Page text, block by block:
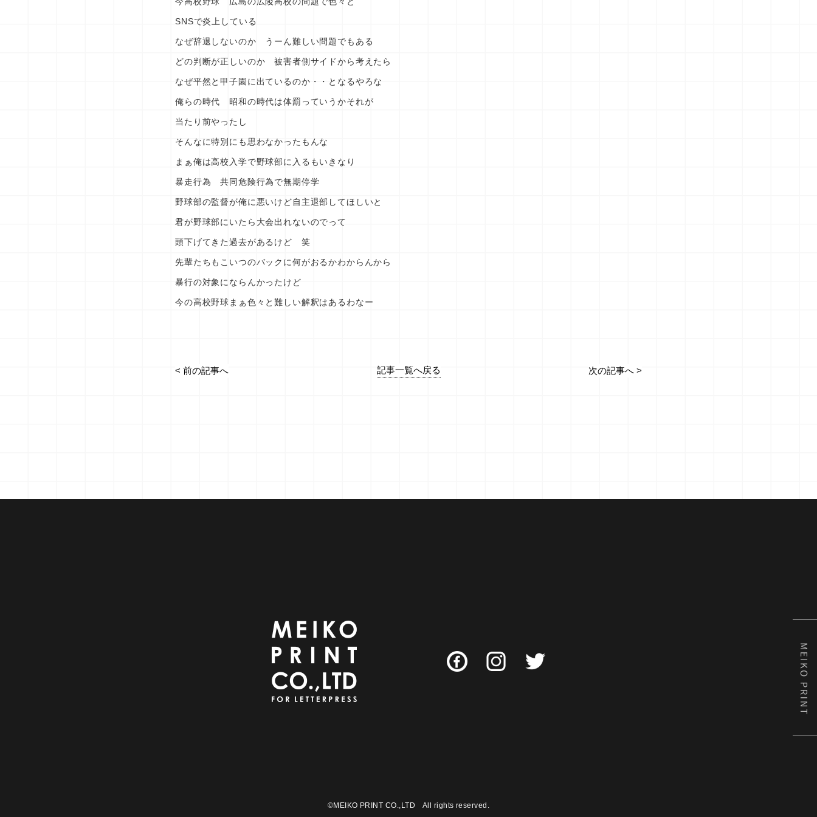
SNSで炎上している
なぜ辞退しないのか うーん難しい問題でもある
どの判断が正しいのか 被害者側サイドから考えたら
なぜ平然と甲子園に出ているのか・・となるやろな
俺らの時代 昭和の時代は体罰っていうかそれが
当たり前やったし
そんなに特別にも思わなかったもんな
まぁ俺は高校入学で野球部に入るもいきなり
暴走行為 共同危険行為で無期停学
野球部の監督が俺に悪いけど自主退部してほしいと
君が野球部にいたら大会出れないのでって
頭下げてきた過去があるけど 笑
先輩たちもこいつのバックに何がおるかわからんから
暴行の対象にならんかったけど
今の高校野球まぁ色々と難しい解釈はあるわなー
< 前の記事へ 記事一覧へ戻る 次の記事へ >
©MEIKO PRINT CO.,LTD All rights reserved.